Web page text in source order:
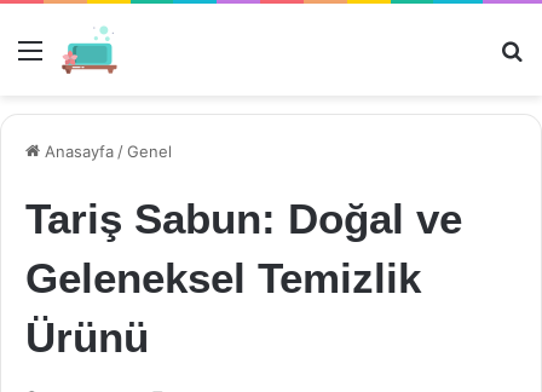
Menü
Anasayfa /Genel
Tariş Sabun: Doğal ve
Geleneksel Temizlik
Ürünü